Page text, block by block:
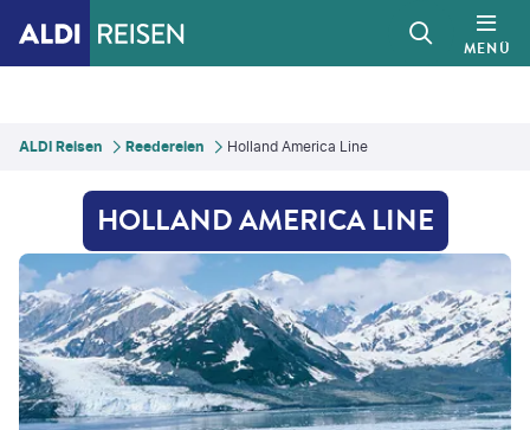
MENÜ
ALDI Reisen Reedereien Holland America Line
HOLLAND AMERICA LINE